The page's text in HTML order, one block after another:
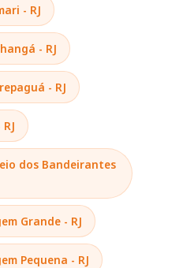
- RJ
- RJ
- RJ
dos Bandeirantes
Grande - RJ
Pequena - RJ